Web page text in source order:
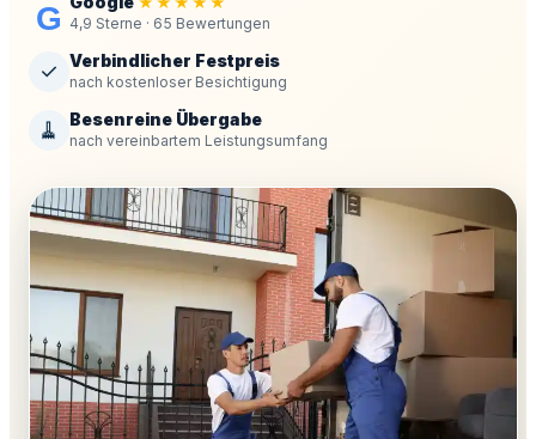
G 4,9 Sterne · 65 Bewertungen
✓ Verbindlicher Festpreis
nach kostenloser Besichtigung
🧹 Besenreine Übergabe
nach vereinbartem Leistungsumfang